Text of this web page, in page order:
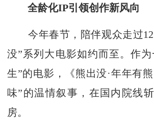
全龄化IP引领创作新风向
今年春节，陪伴观众走过12
没”系列大电影如约而至。作
生”的电影，《熊出没·年年有
味”的温情叙事，在国内院线
房。